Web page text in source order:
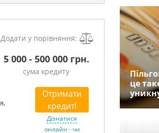
Додати у порівняння:
5 000 - 500 000 грн.
сума кредиту
Отримати
кредит!
Дізнатися
онлайн - чи
це